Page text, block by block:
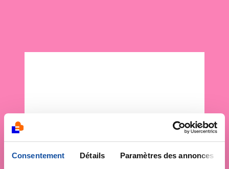
Consentement Détails Paramètres des annonces